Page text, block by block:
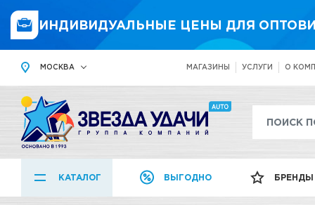
ИНДИВИДУАЛЬНЫЕ ЦЕНЫ ДЛЯ
МОСКВА МАГАЗИНЫ УСЛУГИ О
КАТАЛОГ ВЫГОДНО БРЕНДЫ